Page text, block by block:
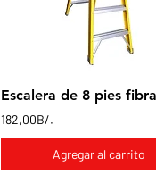
182,00B/.
Agregar al carrito